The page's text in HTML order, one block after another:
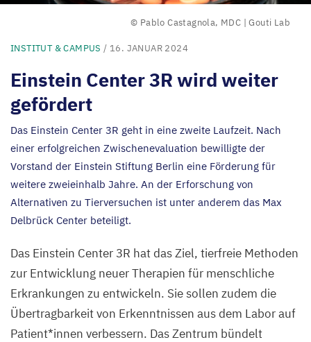
© Pablo Castagnola, MDC | Gouti Lab
INSTITUT & CAMPUS / 16. JANUAR 2024
Einstein Center3R wird weiter
gefördert
Das Einstein Center 3R geht in eine zweite Laufzeit. Nach
einer erfolgreichen Zwischenevaluation bewilligte der
Vorstand der Einstein Stiftung Berlin eine Förderung für
weitere zweieinhalb Jahre. An der Erforschung von
Alternativen zu Tierversuchen ist unter anderem das Max
Delbrück Center beteiligt.
Das Einstein Center 3R hat das Ziel, tierfreie Methoden
zur Entwicklung neuer Therapien für menschliche
Erkrankungen zu entwickeln. Sie sollen zudem die
Übertragbarkeit von Erkenntnissen aus dem Labor auf
Patient*innen verbessern. Das Zentrum bündelt